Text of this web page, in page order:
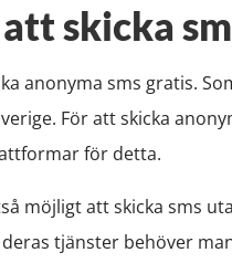
skicka
anonyma sms gratis.
För att skicka
för detta.
möjligt att skicka sms
tjänster behöver